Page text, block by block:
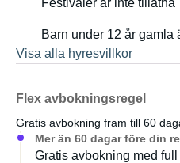
Festivaler är inte tillåtna
Barn under 12 år gamla
Visa alla hyresvillkor
Flex avbokningsregel
Gratis avbokning fram till 60
Mer än 60 dagar före din
Gratis avbokning med